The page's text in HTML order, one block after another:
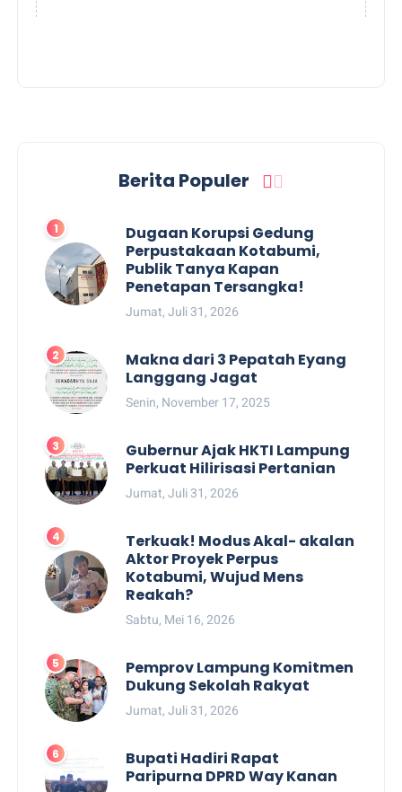
Berita Populer
Dugaan Korupsi Gedung
Perpustakaan Kotabumi,
Publik Tanya Kapan
Penetapan Tersangka!
Jumat, Juli 31, 2026
Makna dari 3 Pepatah Eyang
Langgang Jagat
Senin, November 17, 2025
Gubernur Ajak HKTI Lampung
Perkuat Hilirisasi Pertanian
Jumat, Juli 31, 2026
Terkuak! Modus Akal- akalan
Aktor Proyek Perpus
Kotabumi, Wujud Mens
Reakah?
Sabtu, Mei 16, 2026
Pemprov Lampung Komitmen
Dukung Sekolah Rakyat
Jumat, Juli 31, 2026
Bupati Hadiri Rapat
Paripurna DPRD Way Kanan